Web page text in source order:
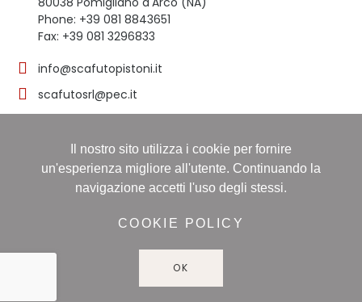
Phone: +39 081 8843651
Fax: +39 081 3296833
info@scafutopistoni.it
scafutosrl@pec.it
© 2023 SCAFUTO S.R.L. | TUTTI I DIRITTI RISERVATI | P.
IVA 03536691219
16/11/1998, Numero REA: NA-608490 - Capitale sociale:
60.000,00 i.v
Il nostro sito utilizza i cookie per fornire
un'esperienza migliore all'utente. Continuando la
navigazione accetti l'uso degli stessi.
COOKIE POLICY
OK